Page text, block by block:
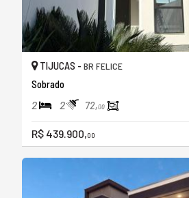
TIJUCAS - BR FELICE
Sobrado
2 2 72,00
R$ 439.900,00